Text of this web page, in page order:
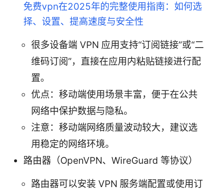
免费vpn在2025年的完整使用指南：如何选
择、设置、提高速度与安全性
很多设备端 VPN 应用支持“订阅链接”或“二
维码订阅”，直接在应用内粘贴链接进行配
置。
优点：移动端使用场景丰富，便于在公共
网络中保护数据与隐私。
注意：移动端网络质量波动较大，建议选
用稳定的网络环境。
路由器（OpenVPN、WireGuard 等协议）
路由器可以安装 VPN 服务端配置或使用订